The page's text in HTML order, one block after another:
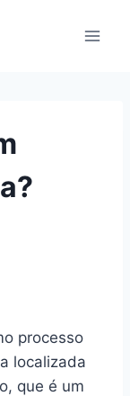
processo
localizada
que é um